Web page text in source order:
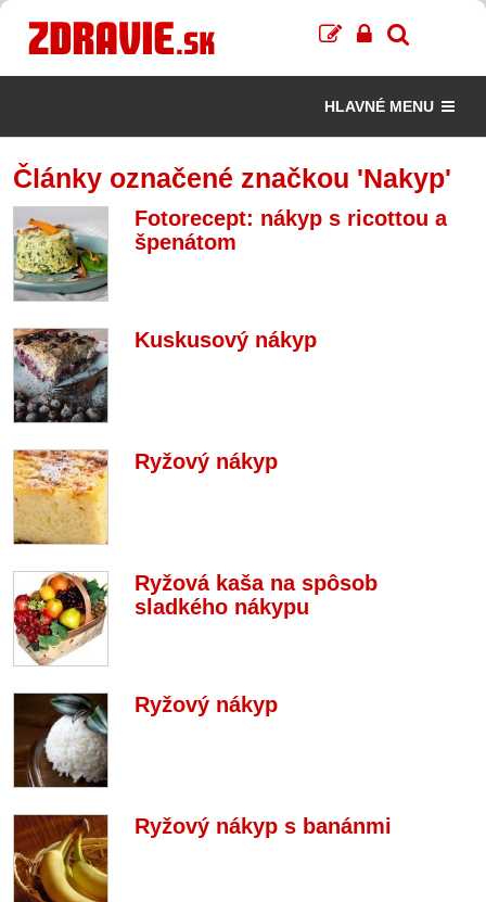
HLAVNÉ MENU
Články označené značkou 'Nakyp'
Fotorecept: nákyp s ricottou a
špenátom
Kuskusový nákyp
Ryžový nákyp
Ryžová kaša na spôsob
sladkého nákypu
Ryžový nákyp
Ryžový nákyp s banánmi